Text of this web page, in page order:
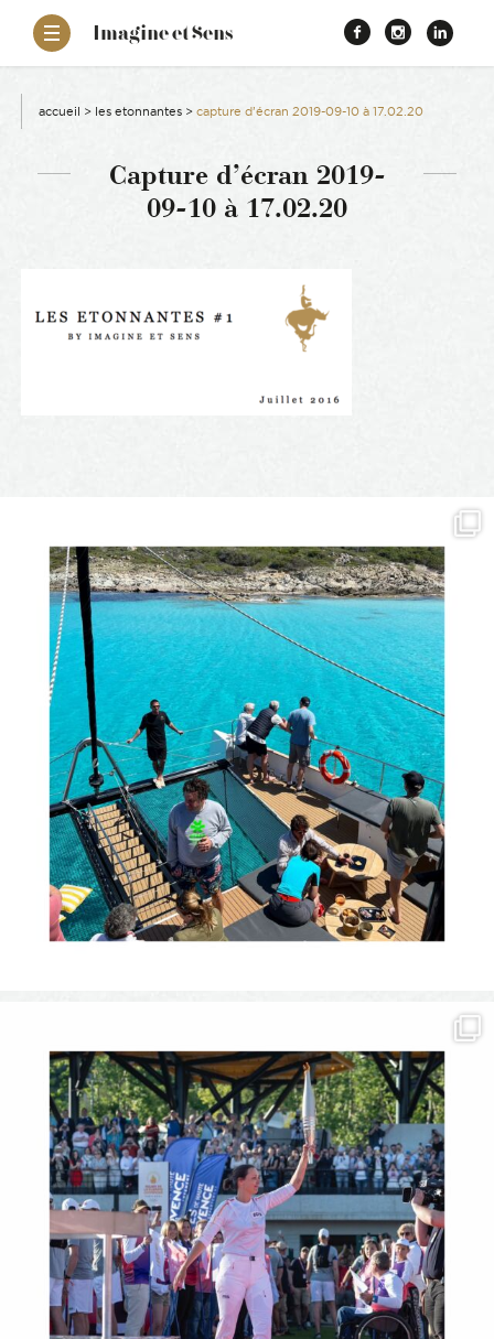
Imagine et Sens–
Événementiel
Communicants
accueil > les etonnantes > capture d’écran 2019-09-10 à 17.02.20
Capture d’écran 2019-
09-10 à 17.02.20